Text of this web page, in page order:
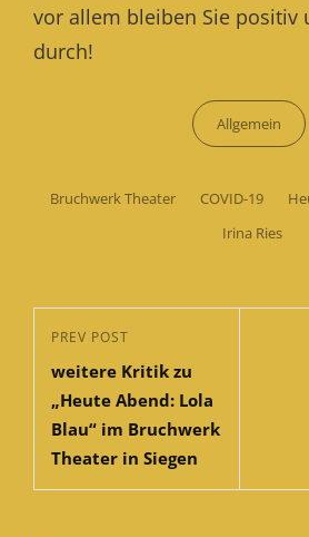
vor allem bleiben Sie positiv
durch!
Categories
Allgemein
Tags,
Bruchwerk Theater COVID-19
Irina Ries
Beitragsnavigation
Previous
Post
PREV POST
weitere Kritik zu
„Heute Abend: Lola
Blau“ im Bruchwerk
Theater in Siegen